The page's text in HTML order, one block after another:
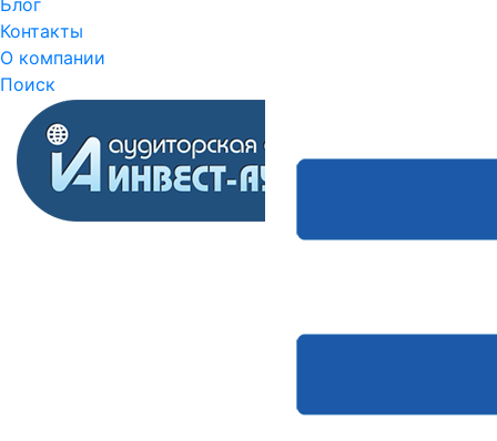
Блог
Контакты
О компании
Поиск